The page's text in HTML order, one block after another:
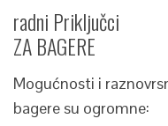
radni Priključci
ZA BAGERE
Mogućnosti i
bagere su ogromne: